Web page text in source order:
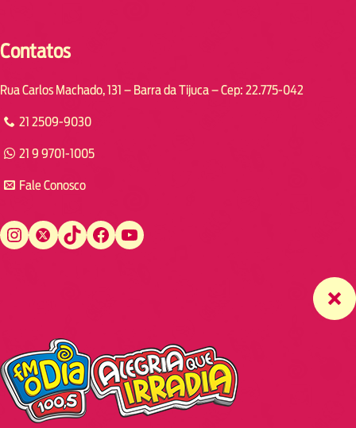
Contatos
Rua Carlos Machado, 131 – Barra da Tijuca – Cep: 22.775-042
21 2509-9030
21 9 9701-1005
Fale Conosco
Instagram Twitter TikTok Facebook YouTube